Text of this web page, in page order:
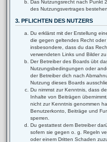
Das Nutzungsrecht nach Punkt
des Nutzungsvertrages bestehen.
3. PFLICHTEN DES NUTZERS
Du erklärst mit der Erstellung
die gegen geltendes Recht
insbesondere, dass du das
verwendeten Links und Bilder
Der Betreiber des Boards übt
Nutzungsbedingungen oder
der Betreiber dich nach
Nutzung dieses Boards
Du nimmst zur Kenntnis, dass
Inhalte von Beiträgen
nicht zur Kenntnis genommen
Benutzerkonto, Beiträge und
sperren.
Du gestattest dem Betreiber
sofern sie gegen o. g. Regeln
oder einem Dritten Schaden